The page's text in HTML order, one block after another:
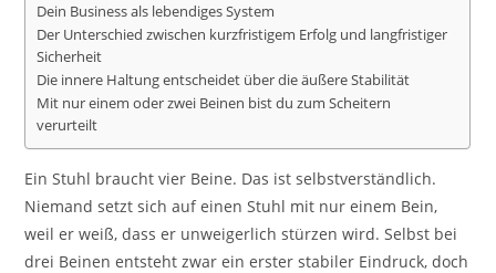
Dein Business als lebendiges System
Der Unterschied zwischen kurzfristigem Erfolg und langfristiger
Sicherheit
Die innere Haltung entscheidet über die äußere Stabilität
Mit nur einem oder zwei Beinen bist du zum Scheitern
verurteilt
Ein Stuhl braucht vier Beine. Das ist selbstverständlich.
Niemand setzt sich auf einen Stuhl mit nur einem Bein,
weil er weiß, dass er unweigerlich stürzen wird. Selbst bei
drei Beinen entsteht zwar ein erster stabiler Eindruck, doch